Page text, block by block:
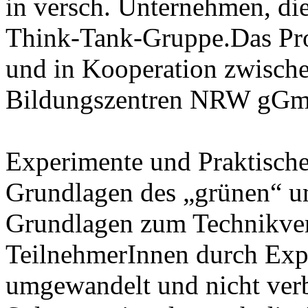
in versch. Unternehmen,
Think-Tank-Gruppe.Das
und in Kooperation
Bildungszentren NRW
Experimente und
Grundlagen des „grünen“
Grundlagen zum
TeilnehmerInnen durch
umgewandelt und nicht